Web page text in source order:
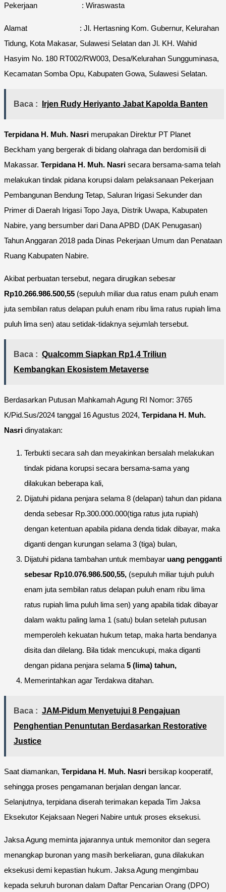
Pekerjaan : Wiraswasta
Alamat : Jl. Hertasning Kom. Gubernur, Kelurahan
Tidung, Kota Makasar, Sulawesi Selatan dan Jl. KH. Wahid
Hasyim No. 180 RT002/RW003, Desa/Kelurahan Sungguminasa,
Kecamatan Somba Opu, Kabupaten Gowa, Sulawesi Selatan.
Baca : Irjen Rudy Heriyanto Jabat Kapolda Banten
Terpidana H. Muh. Nasri merupakan Direktur PT Planet
Beckham yang bergerak di bidang olahraga dan berdomisili di
Makassar. Terpidana H. Muh. Nasri secara bersama-sama telah
melakukan tindak pidana korupsi dalam pelaksanaan Pekerjaan
Pembangunan Bendung Tetap, Saluran Irigasi Sekunder dan
Primer di Daerah Irigasi Topo Jaya, Distrik Uwapa, Kabupaten
Nabire, yang bersumber dari Dana APBD (DAK Penugasan)
Tahun Anggaran 2018 pada Dinas Pekerjaan Umum dan Penataan
Ruang Kabupaten Nabire.
Akibat perbuatan tersebut, negara dirugikan sebesar
Rp10.266.986.500,55 (sepuluh miliar dua ratus enam puluh enam
juta sembilan ratus delapan puluh enam ribu lima ratus rupiah lima
puluh lima sen) atau setidak-tidaknya sejumlah tersebut.
Baca : Qualcomm Siapkan Rp1,4 Triliun
Kembangkan Ekosistem Metaverse
Berdasarkan Putusan Mahkamah Agung RI Nomor: 3765
K/Pid.Sus/2024 tanggal 16 Agustus 2024, Terpidana H. Muh.
Nasri dinyatakan:
Terbukti secara sah dan meyakinkan bersalah melakukan
tindak pidana korupsi secara bersama-sama yang
dilakukan beberapa kali,
Dijatuhi pidana penjara selama 8 (delapan) tahun dan pidana
denda sebesar Rp.300.000.000(tiga ratus juta rupiah)
dengan ketentuan apabila pidana denda tidak dibayar, maka
diganti dengan kurungan selama 3 (tiga) bulan,
Dijatuhi pidana tambahan untuk membayar uang pengganti
sebesar Rp10.076.986.500,55, (sepuluh miliar tujuh puluh
enam juta sembilan ratus delapan puluh enam ribu lima
ratus rupiah lima puluh lima sen) yang apabila tidak dibayar
dalam waktu paling lama 1 (satu) bulan setelah putusan
memperoleh kekuatan hukum tetap, maka harta bendanya
disita dan dilelang. Bila tidak mencukupi, maka diganti
dengan pidana penjara selama 5 (lima) tahun,
Memerintahkan agar Terdakwa ditahan.
Baca : JAM-Pidum Menyetujui 8 Pengajuan
Penghentian Penuntutan Berdasarkan Restorative
Justice
Saat diamankan, Terpidana H. Muh. Nasri bersikap kooperatif,
sehingga proses pengamanan berjalan dengan lancar.
Selanjutnya, terpidana diserah terimakan kepada Tim Jaksa
Eksekutor Kejaksaan Negeri Nabire untuk proses eksekusi.
Jaksa Agung meminta jajarannya untuk memonitor dan segera
menangkap buronan yang masih berkeliaran, guna dilakukan
eksekusi demi kepastian hukum. Jaksa Agung mengimbau
kepada seluruh buronan dalam Daftar Pencarian Orang (DPO)